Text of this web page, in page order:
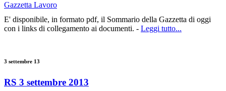
Gazzetta Lavoro
E' disponibile, in formato pdf, il Sommario della Gazzetta di oggi
con i links di collegamento ai documenti. - Leggi tutto...
3 settembre 13
RS 3 settembre 2013